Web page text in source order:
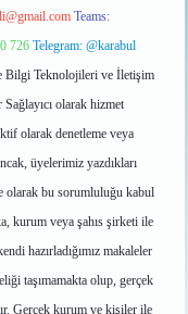
Teams:
726 Telegram: @karabul
Bilgi Teknolojileri ve İletişim
olarak hizmet
olarak denetleme veya
üyelerimiz yazdıkları
olarak bu sorumluluğu kabul
kurum veya şahıs şirketi ile
hazırladığımız makaleler
taşımamakta olup, gerçek
Gerçek kurum ve kişiler ile